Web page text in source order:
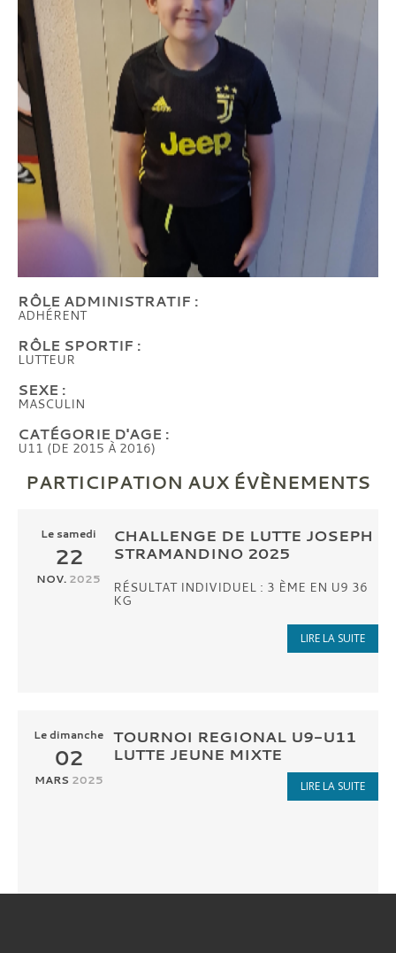
RÔLE ADMINISTRATIF :
ADHÉRENT
RÔLE SPORTIF :
LUTTEUR
SEXE :
MASCULIN
CATÉGORIE D'AGE :
U11 (DE 2015 À 2016)
PARTICIPATION AUX ÉVÈNEMENTS
Le samedi
22
NOV. 2025
CHALLENGE DE LUTTE JOSEPH
STRAMANDINO 2025
RÉSULTAT INDIVIDUEL : 3 ÈME EN U9 36
KG
LIRE LA SUITE
Ledimanche
02
MARS 2025
TOURNOI REGIONAL U9-U11
LUTTE JEUNE MIXTE
LIRE LA SUITE